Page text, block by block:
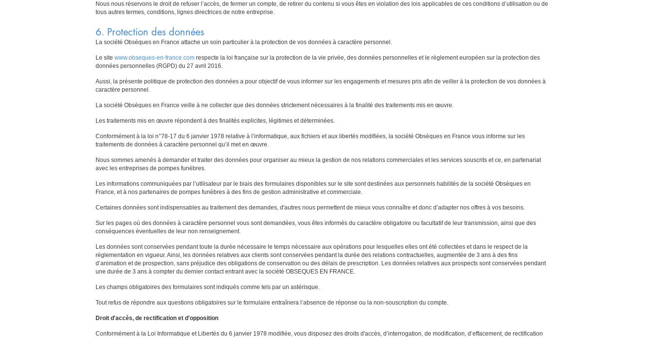
Nous nous réservons le droit de refuser l’accès, de fermer un compte, de retirer du contenu si vous êtes en violation des lois applicables de ces conditions d’utilisation ou de
tous autres termes, conditions, lignes directrices de notre entreprise.
6. Protection des données
La société Obsèques en France attache un soin particulier à la protection de vos données à caractère personnel.
Le site www.obseques-en-france.com respecte la loi française sur la protection de la vie privée, des données personnelles et le règlement européen sur la protection des
données personnelles (RGPD) du 27 avril 2016.
Aussi, la présente politique de protection des données a pour objectif de vous informer sur les engagements et mesures pris afin de veiller à la protection de vos données à
caractère personnel.
La société Obsèques en France veille à ne collecter que des données strictement nécessaires à la finalité des traitements mis en œuvre.
Les traitements mis en œuvre répondent à des finalités explicites, légitimes et déterminées.
Conformément à la loi n°78-17 du 6 janvier 1978 relative à l’informatique, aux fichiers et aux libertés modifiées, la société Obsèques en France vous informe sur les
traitements de données à caractère personnel qu’il met en œuvre.
Nous sommes amenés à demander et traiter des données pour organiser au mieux la gestion de nos relations commerciales et les services souscrits et ce, en partenariat
avec les entreprises de pompes funèbres.
Les informations communiquées par l’utilisateur par le biais des formulaires disponibles sur le site sont destinées aux personnels habilités de la société Obsèques en
France, et à nos partenaires de pompes funèbres à des fins de gestion administrative et commerciale.
Certaines données sont indispensables au traitement des demandes, d'autres nous permettent de mieux vous connaître et donc d’adapter nos offres à vos besoins.
Sur les pages où des données à caractère personnel vous sont demandées, vous êtes informés du caractère obligatoire ou facultatif de leur transmission, ainsi que des
conséquences éventuelles de leur non renseignement.
Les données sont conservées pendant toute la durée nécessaire le temps nécessaire aux opérations pour lesquelles elles ont été collectées et dans le respect de la
réglementation en vigueur. Ainsi, les données relatives aux clients sont conservées pendant la durée des relations contractuelles, augmentée de 3 ans à des fins
d’animation et de prospection, sans préjudice des obligations de conservation ou des délais de prescription. Les données relatives aux prospects sont conservées pendant
une durée de 3 ans à compter du dernier contact entrant avec la société OBSEQUES EN FRANCE.
Les champs obligatoires des formulaires sont indiqués comme tels par un astérisque.
Tout refus de répondre aux questions obligatoires sur le formulaire entraînera l’absence de réponse ou la non-souscription du compte.
Droit d'accès, de rectification et d'opposition
Conformément à la Loi Informatique et Libertés du 6 janvier 1978 modifiée, vous disposez des droits d'accès, d’interrogation, de modification, d’effacement, de rectification